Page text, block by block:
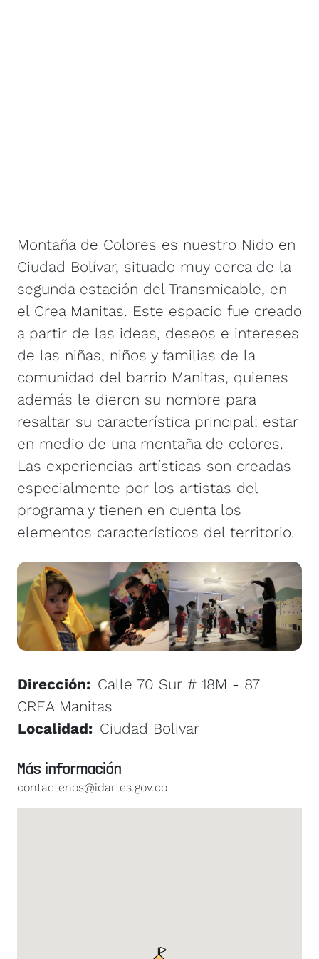
Montaña de Colores es nuestro Nido en
Ciudad Bolívar, situado muy cerca de la
segunda estación del Transmicable, en
el Crea Manitas. Este espacio fue creado
a partir de las ideas, deseos e intereses
de las niñas, niños y familias de la
comunidad del barrio Manitas, quienes
además le dieron su nombre para
resaltar su característica principal: estar
en medio de una montaña de colores.
Las experiencias artísticas son creadas
especialmente por los artistas del
programa y tienen en cuenta los
elementos característicos del territorio.
Image
Dirección
Calle 70 Sur # 18M - 87
CREA Manitas
Localidad
Ciudad Bolivar
Más información
contactenos@idartes.gov.co